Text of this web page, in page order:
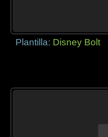
Plantilla: Disney Bolt